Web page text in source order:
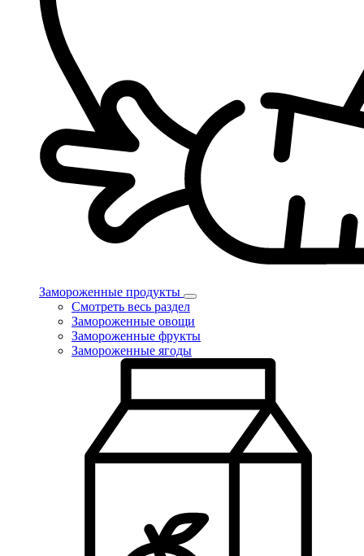
Замороженные продукты
Смотреть весь раздел
Замороженные овощи
Замороженные фрукты
Замороженные ягоды